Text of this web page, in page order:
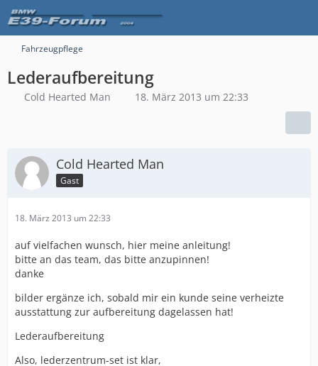
Fahrzeugpflege
Lederaufbereitung
Cold Hearted Man 18. März 2013 um 22:33
Cold Hearted Man
Gast
18. März 2013 um 22:33
auf vielfachen wunsch, hier meine anleitung!
bitte an das team, das bitte anzupinnen!
danke
bilder ergänze ich, sobald mir ein kunde seine verheizte
ausstattung zur aufbereitung dagelassen hat!
Lederaufbereitung
Also, lederzentrum-set ist klar,